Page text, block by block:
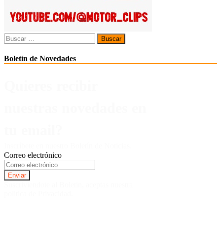
Buscar:
Boletín de Novedades
Correo electrónico